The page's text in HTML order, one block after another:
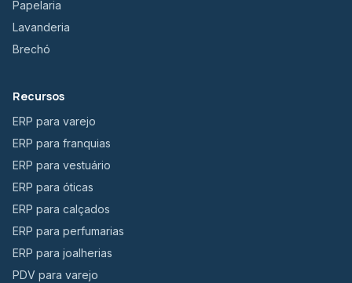
Papelaria
Lavanderia
Brechó
Recursos
ERP para varejo
ERP para franquias
ERP para vestuário
ERP para óticas
ERP para calçados
ERP para perfumarias
ERP para joalherias
PDV para varejo